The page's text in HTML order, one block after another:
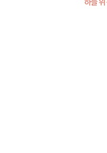
파라과
뉴욕의
몸이 곧
일본 냄
결혼도
4장_신